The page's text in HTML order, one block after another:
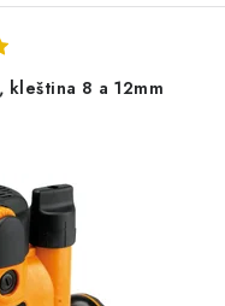
kleština 8 a 12mm